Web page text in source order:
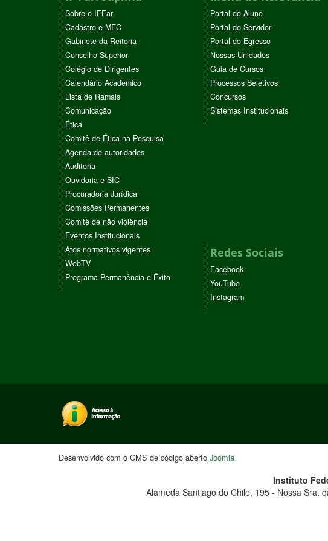
Sobre o IFFar
Cadastro e-MEC
Gabinete da Reitoria
Conselho Superior
Colégio de Dirigentes
Calendário Acadêmico
Lista de Ramais
Comunicação
Ética
Comitê de Ética na Pesquisa
Agenda de autoridades
Auditoria
Ouvidoria e SIC
Procuradoria Jurídica
Comissões Permanentes
Comitê de não violência
Eventos Institucionais
Atos normativos vigentes
WebTV
Programa Permanência e Êxito
Portal do Aluno
Portal do Servidor
Portal do Egresso
Nossas Unidades
Guia de Cursos
Processos Seletivos
Concursos
Sistemas Institucionais
Redes Sociais
Facebook
YouTube
Instagram
Desenvolvido com o CMS de código aberto Joomla
Instituto
Alameda Santiago do Chile, 195 - Nossa Sra.